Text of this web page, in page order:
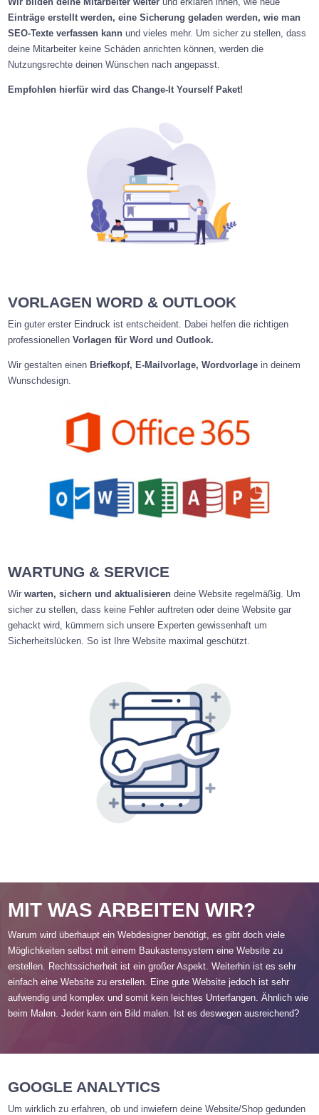
Einträge erstellt werden, eine Sicherung geladen werden, wie man
SEO-Texte verfassen kann und vieles mehr. Um sicher zu stellen, dass
deine Mitarbeiter keine Schäden anrichten können, werden die
Nutzungsrechte deinen Wünschen nach angepasst.
Empfohlen hierfür wird das Change-It Yourself Paket!
VORLAGEN WORD & OUTLOOK
Ein guter erster Eindruck ist entscheident. Dabei helfen die richtigen
professionellenVorlagen für Word und Outlook.
Wir gestalten einen Briefkopf, E-Mailvorlage, Wordvorlage in deinem
Wunschdesign.
WARTUNG & SERVICE
Wirwarten, sichern und aktualisieren deine Website regelmäßig. Um
sicher zu stellen, dass keine Fehler auftreten oder deine Website gar
gehackt wird, kümmern sich unsere Experten gewissenhaft um
Sicherheitslücken. So ist Ihre Website maximal geschützt.
MIT WAS ARBEITEN WIR?
Warum wird überhaupt ein Webdesigner benötigt, es gibt doch viele
Möglichkeiten selbst mit einem Baukastensystem eine Website zu
erstellen. Rechtssicherheit ist ein großer Aspekt. Weiterhin ist es sehr
einfach eine Website zu erstellen. Eine gute Website jedoch ist sehr
aufwendig und komplex und somit kein leichtes Unterfangen. Ähnlich wie
beim Malen. Jeder kann ein Bild malen. Ist es deswegen ausreichend?
GOOGLE ANALYTICS
Um wirklich zu erfahren, ob und inwiefern deine Website/Shop gedunden